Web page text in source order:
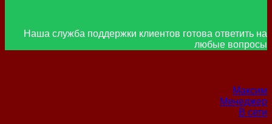
Наша служба поддержки клиентов готова ответить на
любые вопросы
Максим
Менеджер
В сети